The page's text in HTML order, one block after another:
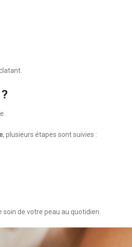
, plusieurs étapes sont suivies :
de votre peau au quotidien.